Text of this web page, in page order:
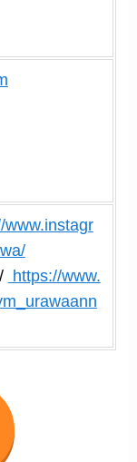
www.instagr
https://www.